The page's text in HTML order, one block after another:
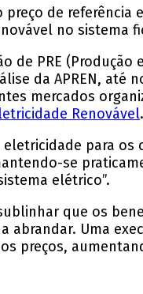
de referência
no sistema
de PRE
da APREN,
mercados
Renovável
para
se
elétrico”.
que os
a abrandar. Uma
preços,